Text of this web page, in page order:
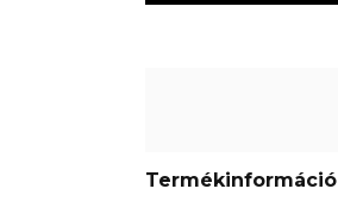
Termékinformáció